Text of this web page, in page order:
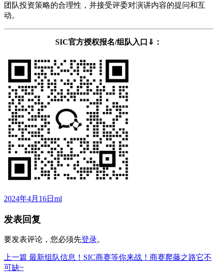
团队投资策略的合理性，并接受评委对演讲内容的提问和互
动。
SIC官方授权报名/组队入口⇓：
发
于
2024年4月16日 作
ml
发表回复
要发表评论，您必须先登录。
文
上一篇 上
最新组队信息！SIC商赛等你来战！商赛爬藤之路它不
可缺~